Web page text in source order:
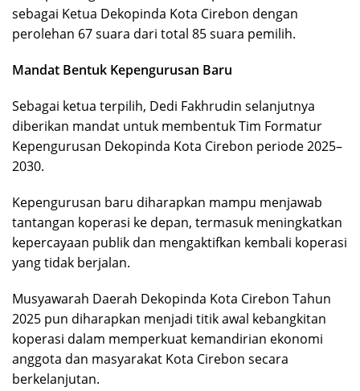
sebagai Ketua Dekopinda Kota Cirebon dengan
perolehan 67 suara dari total 85 suara pemilih.
Mandat Bentuk Kepengurusan Baru
Sebagai ketua terpilih, Dedi Fakhrudin selanjutnya
diberikan mandat untuk membentuk Tim Formatur
Kepengurusan Dekopinda Kota Cirebon periode 2025–
2030.
Kepengurusan baru diharapkan mampu menjawab
tantangan koperasi ke depan, termasuk meningkatkan
kepercayaan publik dan mengaktifkan kembali koperasi
yang tidak berjalan.
Musyawarah Daerah Dekopinda Kota Cirebon Tahun
2025 pun diharapkan menjadi titik awal kebangkitan
koperasi dalam memperkuat kemandirian ekonomi
anggota dan masyarakat Kota Cirebon secara
berkelanjutan.